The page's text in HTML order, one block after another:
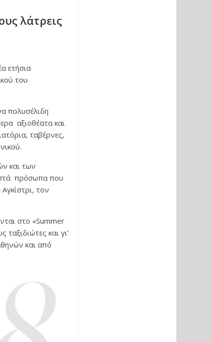
λάτρεις
ετήσια
του
πολυσέλιδη
αξιοθέατα και
ταβέρνες,
και των
πρόσωπα που
τον
στο «Summer
και γι’
και από